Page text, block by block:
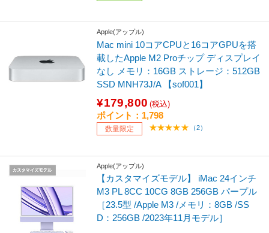
Apple(アップル)
Mac mini 10コアCPUと16コアGPUを搭
載したApple M2 Proチップ ディスプレイ
なし メモリ：16GB ストレージ：512GB
SSD MNH73J/A 【sof001】
¥179,800 (税込)
ポイント：1,798
数量限定 （2）
Apple(アップル)
【カスタマイズモデル】 iMac 24インチ
M3 PL 8CC 10CG 8GB 256GB パープル
［23.5型 /Apple M3 /メモリ：8GB /SS
D：256GB /2023年11月モデル］